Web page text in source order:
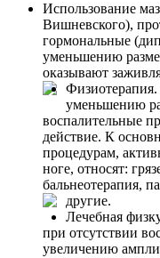
Использование
Вишневского),
гормональные
уменьшению
оказывают
Физиотерапия.
уменьшению
воспалительные
действие. К
процедурам,
ноге, относят:
бальнеотерапия,
другие.
Лечебная
при отсутствии
увеличению